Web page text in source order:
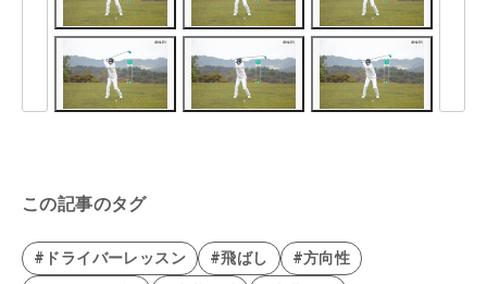
この記事のタグ
#ドライバーレッスン #飛ばし
#方向性